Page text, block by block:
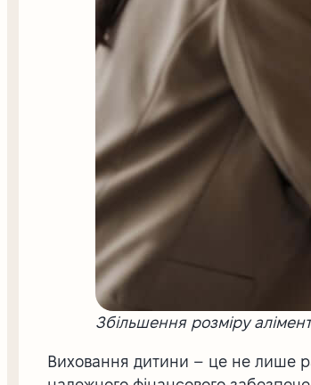
Збільшення розміру
Виховання дитини – це не лише